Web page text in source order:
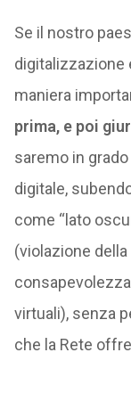
Se il nostro
digitalizzazione
maniera
prima, e poi
saremo in
digitale,
come “lato
(violazione
virtuali), senza
che la Rete